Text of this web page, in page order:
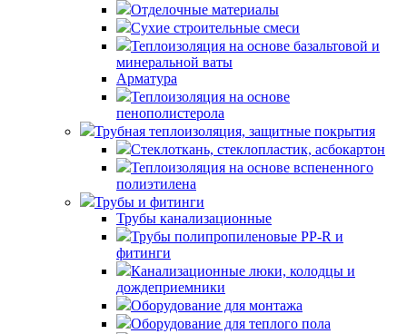
Отделочные материалы
Сухие строительные смеси
Теплоизоляция на основе базальтовой и
минеральной ваты
Арматура
Теплоизоляция на основе
пенополистерола
Трубная теплоизоляция, защитные покрытия
Стеклоткань, стеклопластик, асбокартон
Теплоизоляция на основе вспененного
полиэтилена
Трубы и фитинги
Трубы канализационные
Трубы полипропиленовые PP-R и
фитинги
Канализационные люки, колодцы и
дождеприемники
Оборудование для монтажа
Оборудование для теплого пола